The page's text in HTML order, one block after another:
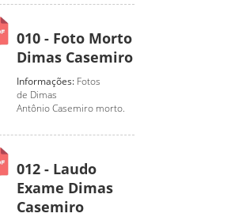
010 - Foto Morto
Dimas Casemiro
Informações: Fotos
de Dimas
Antônio Casemiro morto.
012 - Laudo
Exame Dimas
Casemiro